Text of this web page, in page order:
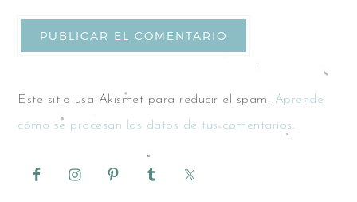
Este sitio usa Akismet para reducir el spam. Aprende
cómo se procesan los datos de tus comentarios.